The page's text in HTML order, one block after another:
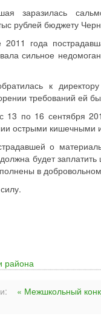
заразилась
рублей бюджету
года
сильное
к
требований ей
по 16 сентября
острыми
о
будет
в
района
« Межшкольный